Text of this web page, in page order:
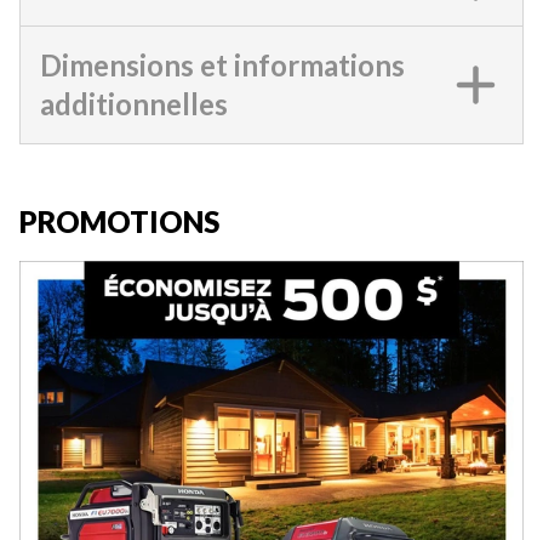
Dimensions et informations
additionnelles
PROMOTIONS